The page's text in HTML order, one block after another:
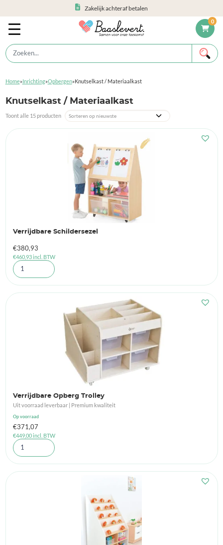
0
Zakelijk achteraf betalen
Home»Inrichting»Opbergen»Knutselkast / Materiaalkast
Knutselkast / Materiaalkast
Toont alle 15 producten
Verrijdbare Schildersezel
€380,93
€460,93incl. BTW
Verrijdbare Opberg Trolley
Uit voorraad leverbaar | Premium kwaliteit
Op voorraad
€371,07
€449,00incl. BTW